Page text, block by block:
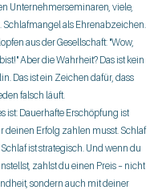
Unternehmerseminaren, viele,
Schlafmangel als Ehrenabzeichen.
aus der Gesellschaft: "Wow,
Aber die Wahrheit? Das ist kein
Das ist ein Zeichen dafür, dass
falsch läuft.
ist: Dauerhafte Erschöpfung ist
deinen Erfolg zahlen musst. Schlaf
ist strategisch. Und wenn du
zahlst du einen Preis – nicht
sondern auch mit deiner